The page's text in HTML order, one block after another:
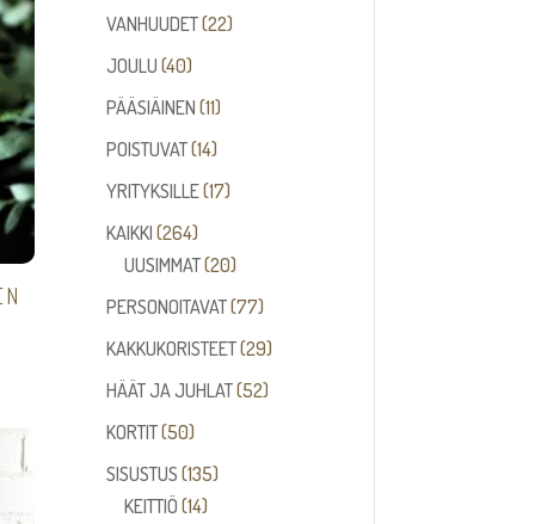
tuotetta
VANHUUDET 2222
JOULU 4040
tuotetta
PÄÄSIÄINEN 1111
tuotetta
POISTUVAT 1414
tuotetta
YRITYKSILLE 1717
KAIKKI 264264
tuotetta
UUSIMMAT 2020
tuotetta
PERSONOITAVAT 7777
tuotetta
KAKKUKORISTEET 2929
tuotetta
HÄÄT JA JUHLAT 5252
KORTIT 5050
tuotetta
SISUSTUS 135135
KEITTIÖ 1414